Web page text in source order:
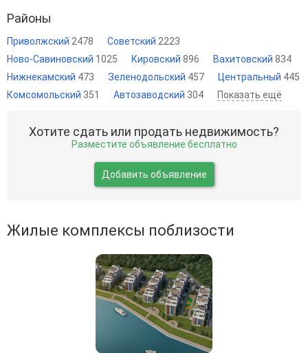
Районы
Приволжский 2478 Советский 2223
Ново-Савиновский 1025 Кировский 896 Вахитовский 834
Нижнекамский 473 Зеленодольский 457 Центральный 445
Комсомольский 351 Автозаводский 304 Показать ещё
Хотите сдать или продать недвижимость?
Разместите объявление бесплатно
Добавить объявление
Жилые комплексы поблизости